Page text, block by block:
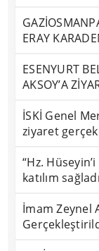
ERAY
ESENYURT
AKSOY’A
İSKİ Genel
ziyaret
“Hz.
katılım
İmam Zeynel